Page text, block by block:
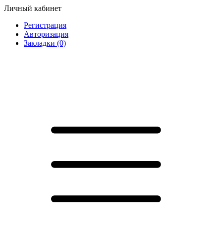
Личный кабинет
Регистрация
Авторизация
Закладки (0)